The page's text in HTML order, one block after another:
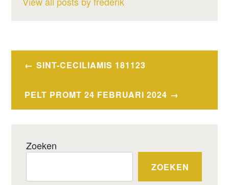
Berichtnavigatie
SINT-CECILIAMIS 181123
PELT PROMT 24 FEBRUARI 2024
Zoeken
ZOEKEN